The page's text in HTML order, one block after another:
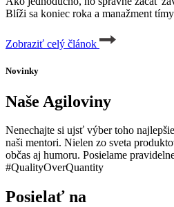
Blíži sa koniec roka a manažment
Zobraziť celý článok
Novinky
Naše Agiloviny
Nenechajte si ujsť výber toho
naši mentori. Nielen zo sveta
občas aj humoru. Posielame
#QualityOverQuantity
Posielať na